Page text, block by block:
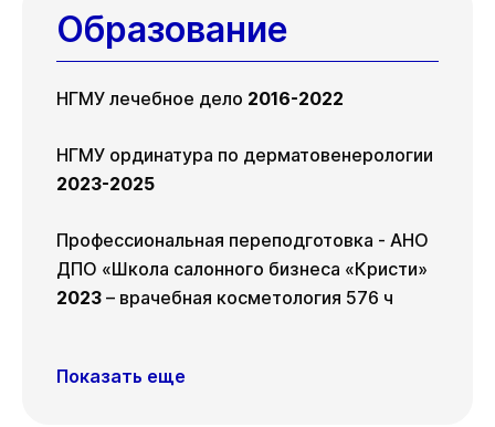
Образование
НГМУ лечебное дело 2016-2022
НГМУ ординатура по дерматовенерологии
2023-2025
Профессиональная переподготовка - АНО
ДПО «Школа салонного бизнеса «Кристи»
2023 – врачебная косметология 576 ч
Показать еще